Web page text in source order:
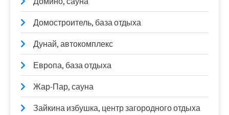
Домостроитель, база отдыха
Дунай, автокомплекс
Европа, база отдыха
Жар-Пар, сауна
Зайкина избушка, центр загородного отдыха